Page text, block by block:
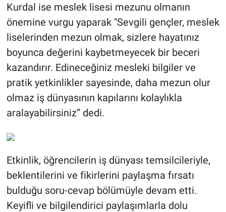
Kurdal ise meslek lisesi mezunu olmanın
önemine vurgu yaparak "Sevgili gençler, meslek
liselerinden mezun olmak, sizlere hayatınız
boyunca değerini kaybetmeyecek bir beceri
kazandırır. Edineceğiniz mesleki bilgiler ve
pratik yetkinlikler sayesinde, daha mezun olur
olmaz iş dünyasının kapılarını kolaylıkla
aralayabilirsiniz” dedi.
Etkinlik, öğrencilerin iş dünyası temsilcileriyle,
beklentilerini ve fikirlerini paylaşma fırsatı
bulduğu soru-cevap bölümüyle devam etti.
Keyifli ve bilgilendirici paylaşımlarla dolu